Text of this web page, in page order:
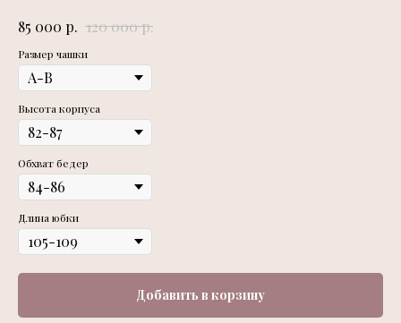
85 000 р. 120 000р.
Размер чашки
Высота корпуса
Обхват бедер
Длина юбки
Добавить в корзину